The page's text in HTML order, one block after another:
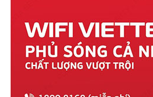
Thừa Thiên Huế
Tiền Giang
Trà Vinh
Tuyên Quang
Vĩnh Phúc